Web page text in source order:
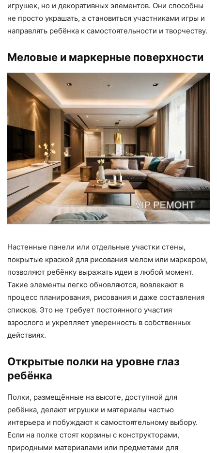
игрушек, но и декоративных элементов. Они способны
не просто украшать, а становиться участниками игры и
направлять ребёнка к самостоятельности и творчеству.
Меловые и маркерные поверхности
Настенные панели или отдельные участки стены,
покрытые краской для рисования мелом или маркером,
позволяют ребёнку выражать идеи в любой момент.
Такие элементы легко обновляются, вовлекают в
процесс планирования, рисования и даже составления
списков. Это не требует постоянного участия
взрослого и укрепляет уверенность в собственных
действиях.
Открытые полки на уровне глаз
ребёнка
Полки, размещённые на высоте, доступной для
ребёнка, делают игрушки и материалы частью
интерьера и побуждают к самостоятельному выбору.
Если на полке стоят корзины с конструкторами,
природными материалами или предметами для